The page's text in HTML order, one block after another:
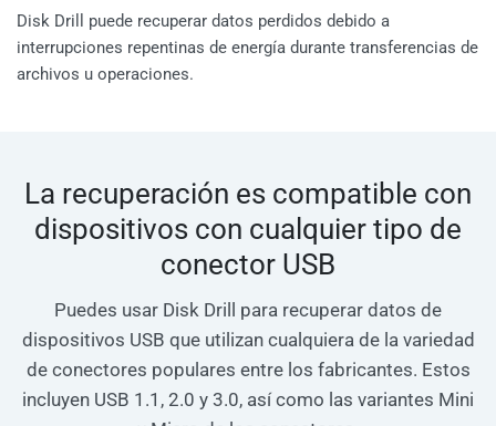
Disk Drill puede recuperar datos perdidos debido a
interrupciones repentinas de energía durante transferencias de
archivos u operaciones.
La recuperación es compatible con
dispositivos con cualquier tipo de
conector USB
Puedes usar Disk Drill para recuperar datos de
dispositivos USB que utilizan cualquiera de la variedad
de conectores populares entre los fabricantes. Estos
incluyen USB 1.1, 2.0 y 3.0, así como las variantes Mini